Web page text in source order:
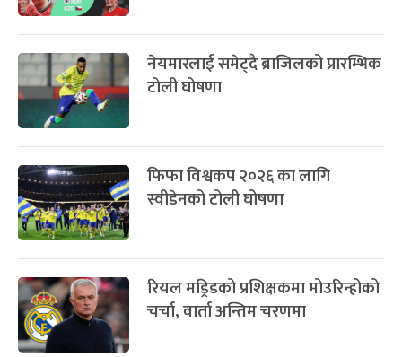
नेयमारलाई समेट्दै ब्राजिलको प्रारम्भिक
टोली घोषणा
फिफा विश्वकप २०२६ का लागि
स्वीडेनको टोली घोषणा
रियल मड्रिडको प्रशिक्षकमा मोउरिन्होको
चर्चा, वार्ता अन्तिम चरणमा